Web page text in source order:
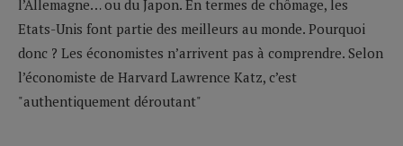
l’Allemagne… ou du Japon. En termes de chômage, les
Etats-Unis font partie des meilleurs au monde. Pourquoi
donc ? Les économistes n’arrivent pas à comprendre. Selon
l’économiste de Harvard Lawrence Katz, c’est
"authentiquement déroutant"